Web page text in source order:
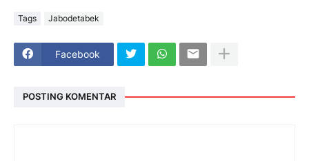
Tags Jabodetabek
Facebook
POSTING KOMENTAR